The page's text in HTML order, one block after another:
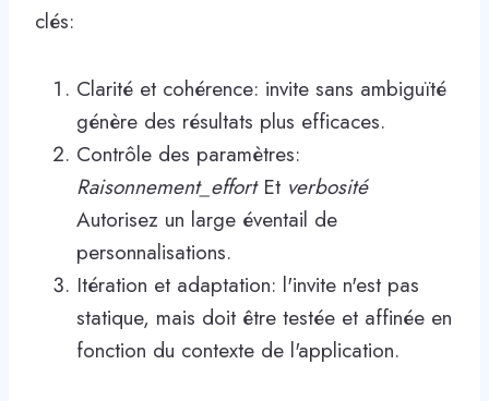
clés:
Clarité et cohérence: invite sans ambiguïté
génère des résultats plus efficaces.
Contrôle des paramètres:
Raisonnement_effortEt verbosité
Autorisez un large éventail de
personnalisations.
Itération et adaptation: l'invite n'est pas
statique, mais doit être testée et affinée en
fonction du contexte de l'application.